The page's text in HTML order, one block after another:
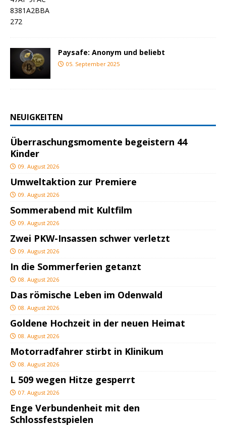
Paysafe: Anonym und beliebt
05. September 2025
NEUIGKEITEN
Überraschungsmomente begeistern 44
Kinder
09. August 2026
Umweltaktion zur Premiere
09. August 2026
Sommerabend mit Kultfilm
09. August 2026
Zwei PKW-Insassen schwer verletzt
09. August 2026
In die Sommerferien getanzt
08. August 2026
Das römische Leben im Odenwald
08. August 2026
Goldene Hochzeit in der neuen Heimat
08. August 2026
Motorradfahrer stirbt in Klinikum
08. August 2026
L 509 wegen Hitze gesperrt
07. August 2026
Enge Verbundenheit mit den
Schlossfestspielen